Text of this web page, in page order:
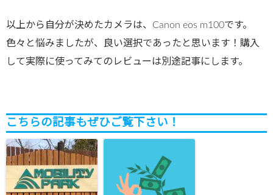
以上から自分が決めたカメラは、Canon eos m100です。
色々と悩みましたが、良い選択であったと思います！購入
して実際に使ってみてのレビューは別途記事にします。
こちらの記事もぜひご覧下さい！